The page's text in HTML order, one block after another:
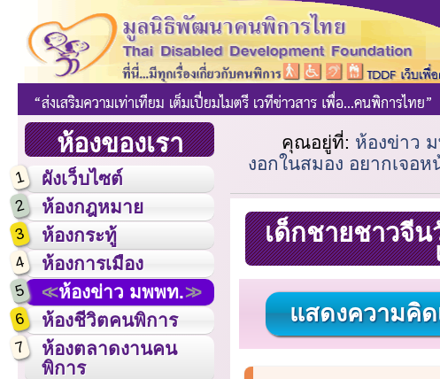
ห้องของเรา
1 ผังเว็บไซต์
2 ห้องกฎหมาย
3 ห้องกระทู้
4 ห้องการเมือง
5 ห้องข่าว มพพท.
6 ห้องชีวิตคนพิการ
7
ห้องตลาดงานคน
พิการ
คุณอยู่ที่: ห้องข่าว
งอกในสมอง อยากเจอ
เด็กชายชาวจีน
แสดงความคิด